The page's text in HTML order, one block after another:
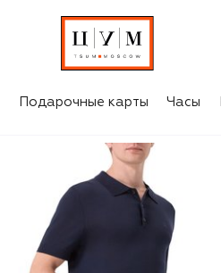
Подарочные карты Часы